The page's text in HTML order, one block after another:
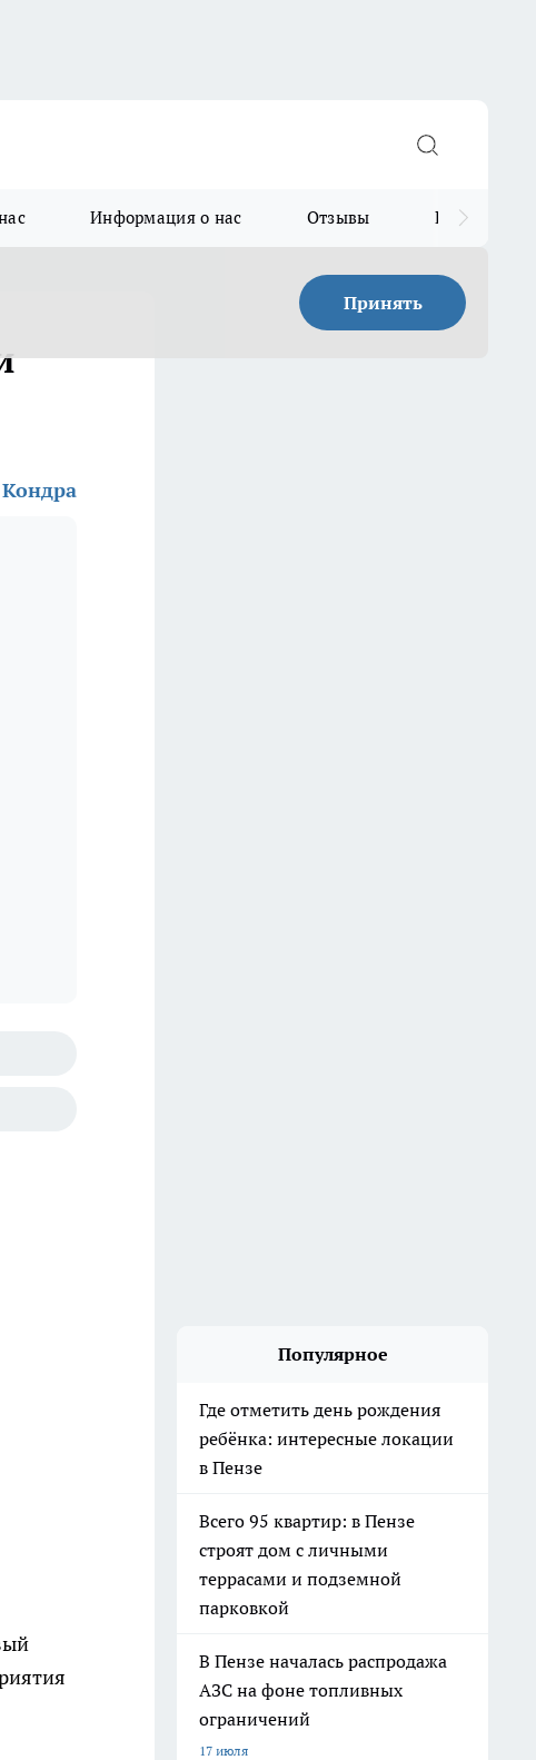
Информация о нас Отзывы Прайс для
Принять
Популярное
Где отметить день рождения
ребёнка: интересные локации
в Пензе
Всего 95 квартир: в Пензе
строят дом с личными
террасами и подземной
парковкой
В Пензе началась распродажа
АЗС на фоне топливных
ограничений
17 июля